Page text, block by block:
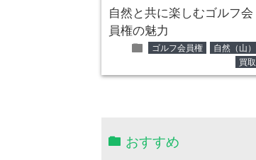
自然と共に楽しむゴルフ会
員権の魅力
folder ゴルフ会員権
自然（山）
買取
おすすめ